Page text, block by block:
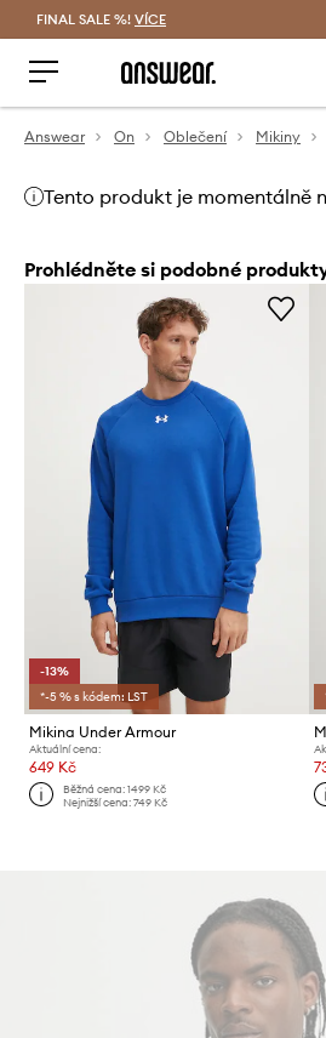
FINAL SALE %! VÍCE
Answear On Oblečení Mikiny
Tento produkt je momentálně
Prohlédněte si podobné
-13%
*-5 % s kódem: LST
Mikina Under Armour
Aktuální cena:
649 Kč
Běžná cena:1499 Kč
Nejnižší cena:749 Kč